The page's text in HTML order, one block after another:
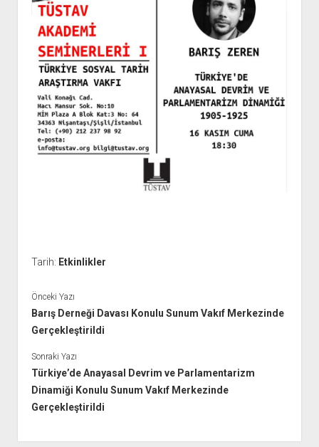
Tarih: Etkinlikler
Önceki Yazı
Barış Derneği Davası Konulu Sunum Vakıf Merkezinde
Gerçekleştirildi
Sonraki Yazı
Türkiye’de Anayasal Devrim ve Parlamentarizm
Dinamiği Konulu Sunum Vakıf Merkezinde
Gerçekleştirildi